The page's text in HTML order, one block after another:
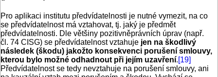
Pro aplikaci institutu předvídatelnosti je nutné vymezit, na co
se předvídatelnost má vztahovat, tj. jaký je předmět
předvídatelnosti. Dle většiny pozitivněprávních úprav (např.
čl. 74 CISG) se předvídatelnost vztahuje jen na škodlivý
následek (škodu) jakožto konsekvenci porušení smlouvy,
kterou bylo možné odhadnout při jejím uzavření.[19]
Předvídatelnost se tedy nevztahuje na porušení smlouvy, ani